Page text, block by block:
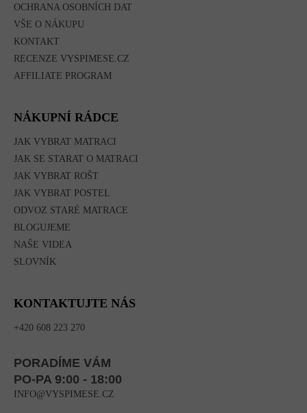
OCHRANA OSOBNÍCH DAT
VŠE O NÁKUPU
KONTAKT
RECENZE VYSPIMESE.CZ
AFFILIATE PROGRAM
NÁKUPNÍ RÁDCE
JAK VYBRAT MATRACI
JAK SE STARAT O MATRACI
JAK VYBRAT ROŠT
JAK VYBRAT POSTEL
ODVOZ STARÉ MATRACE
BLOGUJEME
NAŠE VIDEA
SLOVNÍK
KONTAKTUJTE NÁS
+420 608 223 270
PORADÍME VÁM
PO-PA 9:00 - 18:00
INFO@VYSPIMESE.CZ